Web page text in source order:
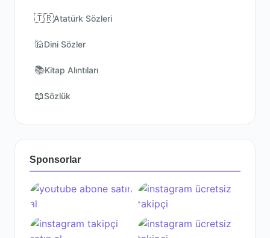
🇹🇷Atatürk Sözleri
🕌Dini Sözler
📚Kitap Alıntıları
📖Sözlük
Sponsorlar